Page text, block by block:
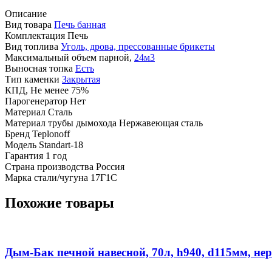
Описание
Вид товара Печь банная
Комплектация Печь
Вид топлива Уголь, дрова, прессованные брикеты
Максимальный объем парной, 24м3
Выносная топка Есть
Тип каменки Закрытая
КПД, Не менее 75%
Парогенератор Нет
Материал Сталь
Материал трубы дымохода Нержавеющая сталь
Бренд Teplonoff
Модель Standart-18
Гарантия 1 год
Страна производства Россия
Марка стали/чугуна 17Г1С
Похожие товары
Дым-Бак печной навесной, 70л, h940, d115мм,